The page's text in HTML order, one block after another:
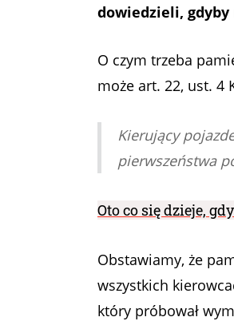
dowiedzieli,
O czym trzeba
może art. 22, ust. 4
Kierujący
pierwszeństwa
Oto co się dzieje,
Obstawiamy, że
wszystkich
który próbował